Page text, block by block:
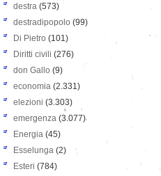
destra (573)
destradipopolo (99)
Di Pietro (101)
Diritti civili (276)
don Gallo (9)
economia (2.331)
elezioni (3.303)
emergenza (3.077)
Energia (45)
Esselunga (2)
Esteri (784)